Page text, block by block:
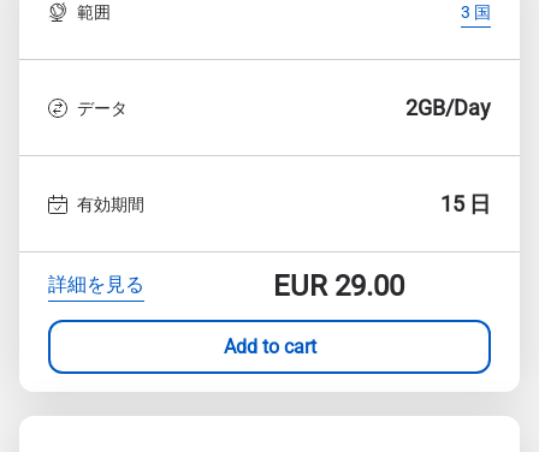
範囲 3 国
データ 2GB/Day
有効期間 15 日
詳細を見る EUR29.00
Add to cart